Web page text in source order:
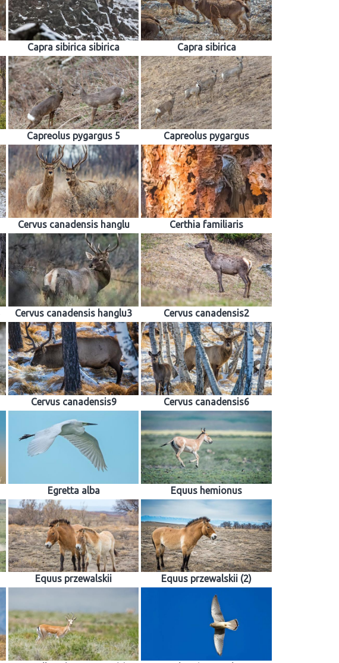
Capra sibirica sibirica Capra sibirica
Capreolus pygargus 5 Capreolus pygargus
Cervus canadensis hanglu Certhia familiaris
Cervus canadensis hanglu3 Cervus canadensis2
Cervus canadensis9 Cervus canadensis6
Egretta alba Equus hemionus
Equus przewalskii Equus przewalskii (2)